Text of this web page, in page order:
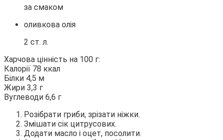
за смаком
оливкова олія
2 ст. л.
Харчова цінність на 100 г:
Калорії 78 ккал
Білки 4,5 м
Жири 3,3 г
Вуглеводи 6,6 г
Розібрати гриби, зрізати ніжки.
Змішати сік цитрусових.
Додати масло і оцет, посолити.